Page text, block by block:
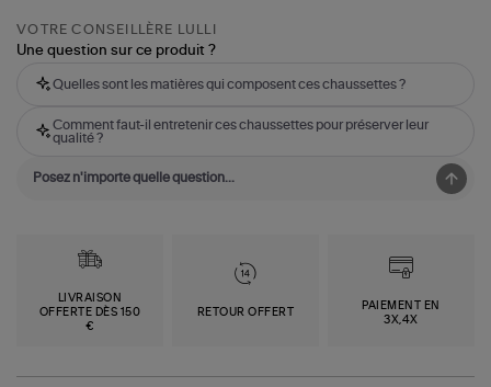
VOTRE CONSEILLÈRE LULLI
Une question sur ce produit ?
Quelles sont les matières qui composent ces chaussettes ?
Comment faut-il entretenir ces chaussettes pour préserver leur
qualité ?
LIVRAISON
OFFERTE DÈS 150
€
RETOUR OFFERT
PAIEMENT EN
3X,4X